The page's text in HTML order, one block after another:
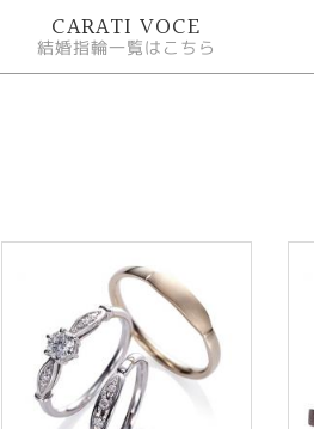
CARATI VOCE
結婚指輪一覧はこちら